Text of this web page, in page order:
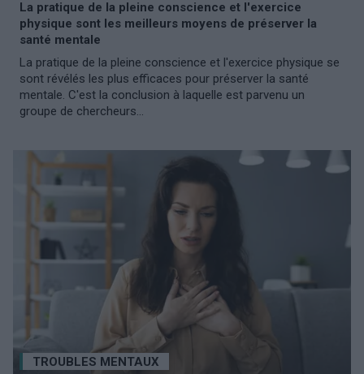
La pratique de la pleine conscience et l'exercice
physique sont les meilleurs moyens de préserver la
santé mentale
La pratique de la pleine conscience et l'exercice physique se
sont révélés les plus efficaces pour préserver la santé
mentale. C'est la conclusion à laquelle est parvenu un
groupe de chercheurs...
TROUBLES MENTAUX